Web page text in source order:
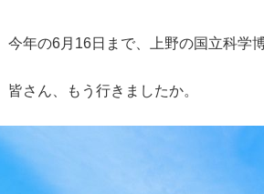
今年の6月16日まで、上野の国立科学
皆さん、もう行きましたか。